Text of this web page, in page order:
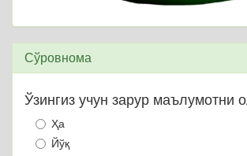
Сўровнома
Ўзингиз учун зарур маълумотни
Ҳа
Йўқ